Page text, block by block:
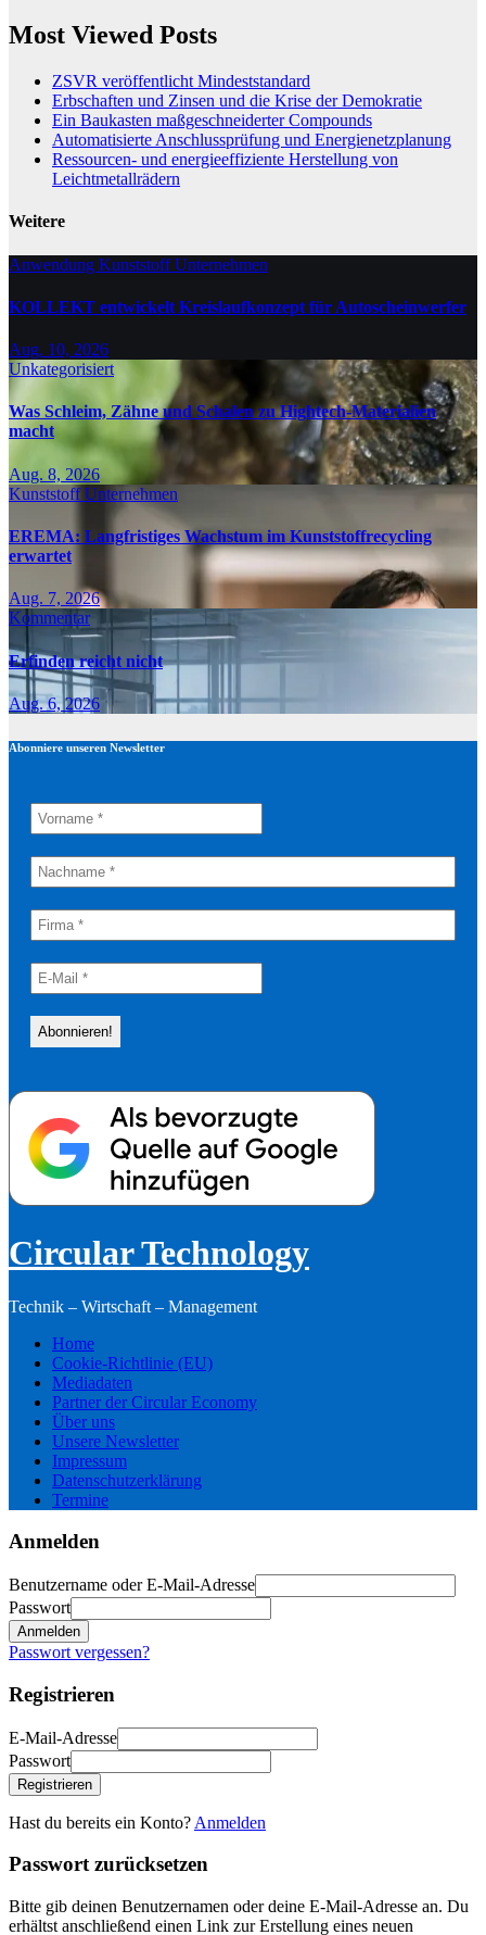
Most Viewed Posts
ZSVR veröffentlicht Mindeststandard
Erbschaften und Zinsen und die Krise der Demokratie
Ein Baukasten maßgeschneiderter Compounds
Automatisierte Anschlussprüfung und Energienetzplanung
Ressourcen- und energieeffiziente Herstellung von
Leichtmetallrädern
Weitere
Anwendung KunststoffUnternehmen
KOLLEKT entwickelt Kreislaufkonzept für Autoscheinwerfer
Aug. 10, 2026
Unkategorisiert
Was Schleim, Zähne und Schalen zu Hightech-Materialien
macht
Aug. 8, 2026
KunststoffUnternehmen
EREMA: Langfristiges Wachstum im Kunststoffrecycling
erwartet
Aug. 7, 2026
Kommentar
Erfinden reicht nicht
Aug. 6, 2026
Abonniere unseren Newsletter
Circular Technology
Technik – Wirtschaft – Management
Home
Cookie-Richtlinie (EU)
Mediadaten
Partner der Circular Economy
Über uns
Unsere Newsletter
Impressum
Datenschutzerklärung
Termine
Anmelden
Benutzername oder E-Mail-Adresse
Passwort
Anmelden
Passwort vergessen?
Registrieren
E-Mail-Adresse
Passwort
Registrieren
Hast du bereits ein Konto? Anmelden
Passwort zurücksetzen
Bitte gib deinen Benutzernamen oder deine E-Mail-Adresse an. Du
erhältst anschließend einen Link zur Erstellung eines neuen